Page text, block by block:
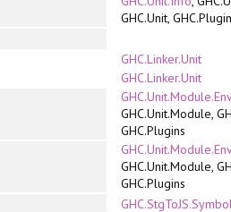
GHC.Unit,
GHC.Linker.Unit
GHC.Linker.Unit
GHC.Unit.Module,
GHC.Plugins
GHC.Unit.Module,
GHC.Plugins